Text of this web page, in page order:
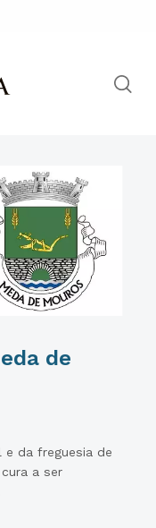
de
da freguesia de
a ser